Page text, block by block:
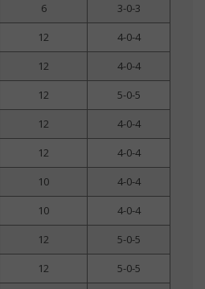
6
3-0-3
12
4-0-4
12
4-0-4
12
5-0-5
12
4-0-4
12
4-0-4
10
4-0-4
10
4-0-4
12
5-0-5
12
5-0-5